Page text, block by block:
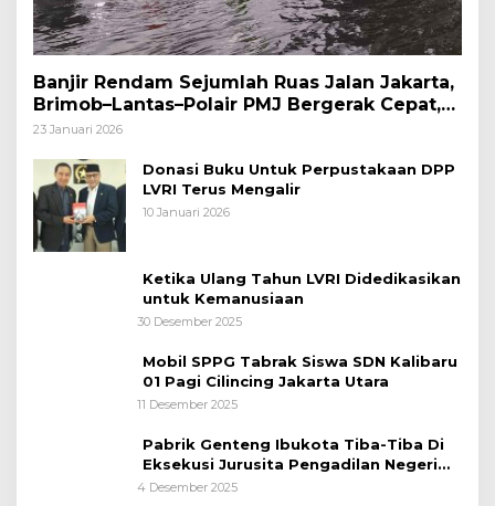
Banjir Rendam Sejumlah Ruas Jalan Jakarta,
Brimob–Lantas–Polair PMJ Bergerak Cepat,
Polri Siagakan 128.247 Personel Secara
23 Januari 2026
Donasi Buku Untuk Perpustakaan DPP
LVRI Terus Mengalir
10 Januari 2026
Ketika Ulang Tahun LVRI Didedikasikan
untuk Kemanusiaan
30 Desember 2025
Mobil SPPG Tabrak Siswa SDN Kalibaru
01 Pagi Cilincing Jakarta Utara
11 Desember 2025
Pabrik Genteng Ibukota Tiba-Tiba Di
Eksekusi Jurusita Pengadilan Negeri
Tangerang, Diduga Cacat Hukum Sejak
4 Desember 2025